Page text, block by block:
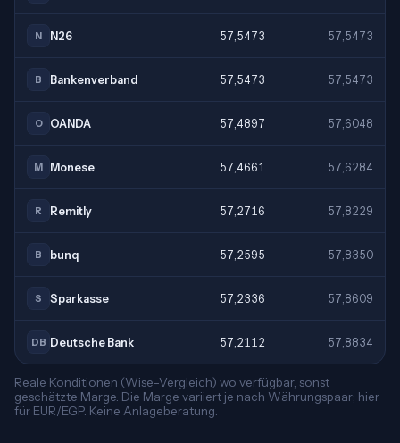
N N26 57,5473 57,5473
B Bankenverband 57,5473 57,5473
O OANDA 57,4897 57,6048
M Monese 57,4661 57,6284
R Remitly 57,2716 57,8229
B bunq 57,2595 57,8350
S Sparkasse 57,2336 57,8609
DB Deutsche Bank 57,2112 57,8834
Reale Konditionen (Wise-Vergleich) wo verfügbar, sonst
geschätzte Marge. Die Marge variiert je nach Währungspaar; hier
für EUR/EGP. Keine Anlageberatung.